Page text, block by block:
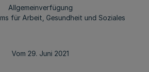
Allgemeinverfügung
für Arbeit, Gesundheit und Soziales
Vom 29. Juni 2021